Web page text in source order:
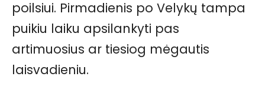
poilsiui. Pirmadienis po Velykų tampa
puikiu laiku apsilankyti pas
artimuosius ar tiesiog mėgautis
laisvadieniu.